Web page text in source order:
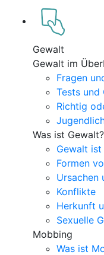
Gewalt
Gewalt im
Fragen
Tests und
Richtig
Was ist Gewalt?
Gewalt ist
Formen
Ursachen
Konflikte
Herkunft
Sexuelle
Mobbing
Was ist